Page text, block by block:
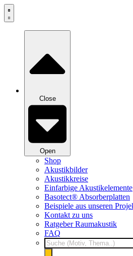
Zum
Inhalt
Close
Open
Shop
Akustikbilder
Akustikkreise
Einfarbige Akustikelemente
Basotect® Absorberplatten
Beispiele aus unseren
Kontakt zu uns
Ratgeber Raumakustik
FAQ
Products
search